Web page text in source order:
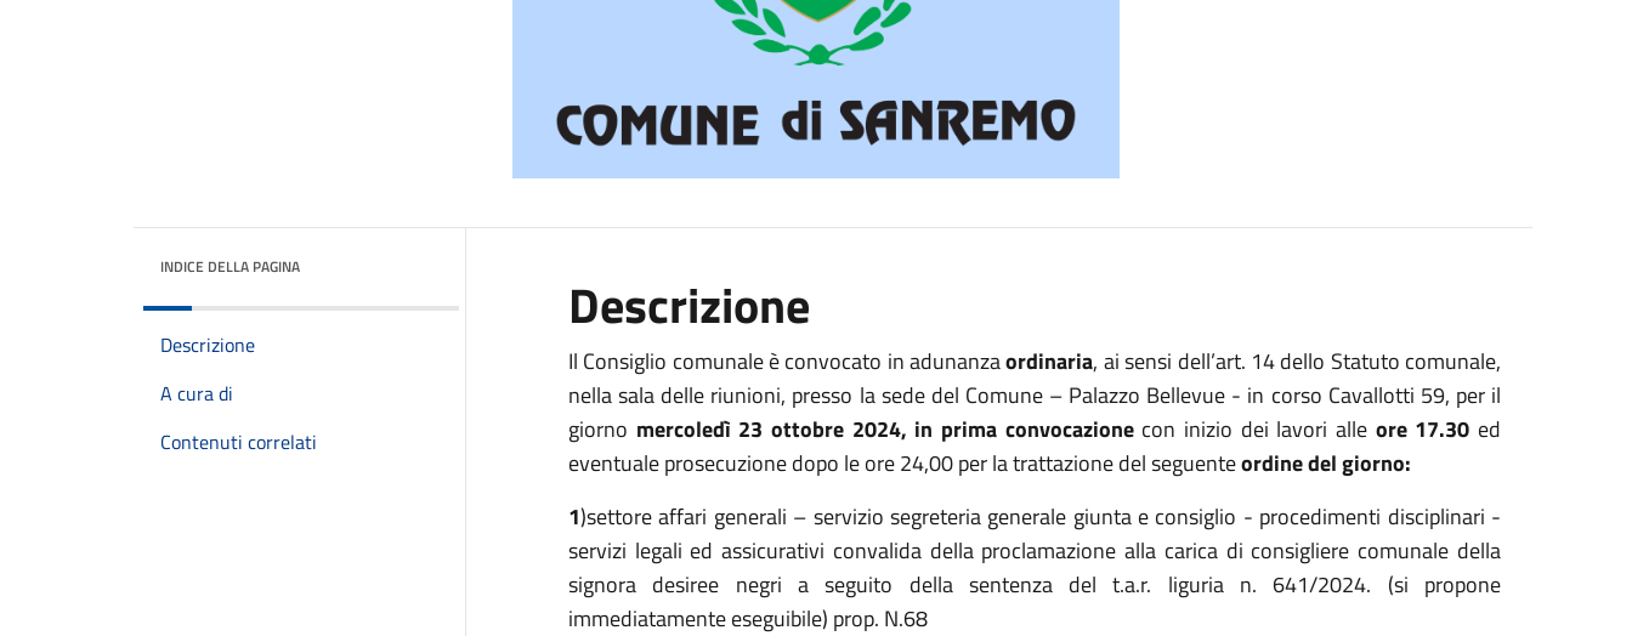
INDICE DELLA PAGINA
Descrizione
A cura di
Contenuti correlati
Descrizione
Il Consiglio comunale è convocato in adunanzaordinaria, ai sensi dell’art. 14 dello Statuto comunale,
nella sala delle riunioni, presso la sede del Comune – Palazzo Bellevue - in corso Cavallotti 59, per il
giorno mercoledì 23 ottobre 2024, in prima convocazionecon inizio dei lavori alle ore 17.30 ed
eventuale prosecuzione dopo le ore 24,00 per la trattazione del seguenteordine del giorno:
1)settore affari generali – servizio segreteria generale giunta e consiglio - procedimenti disciplinari -
servizi legali ed assicurativi convalida della proclamazione alla carica di consigliere comunale della
signora desiree negri a seguito della sentenza del t.a.r. liguria n. 641/2024. (si propone
immediatamente eseguibile) prop. N.68